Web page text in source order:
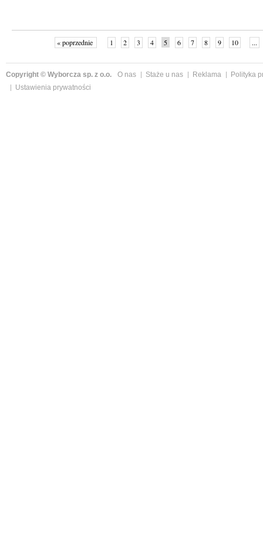
« poprzednie 1 2 3 4 5 6 7 8 9 10 ...
Copyright © Wyborcza sp. z o.o. O nas Staże u nas Reklama
Polityka
Ustawienia prywatności